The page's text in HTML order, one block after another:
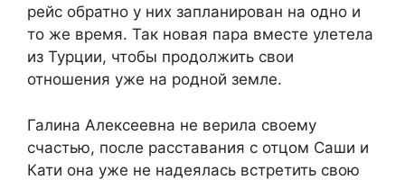
рейс обратно у них запланирован на одно и
то же время. Так новая пара вместе улетела
из Турции, чтобы продолжить свои
отношения уже на родной земле.
Галина Алексеевна не верила своему
счастью, после расставания с отцом Саши и
Кати она уже не надеялась встретить свою